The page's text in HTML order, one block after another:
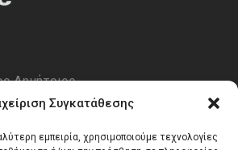
Συγκατάθεσης
εμπειρία, χρησιμοποιούμε τεχνολογίες
Δημήτριος